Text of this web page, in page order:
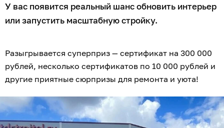
У вас появится реальный шанс обновить интерьер
или запустить масштабную стройку.
Разыгрывается суперприз — сертификат на 300 000
рублей, несколько сертификатов по 10 000 рублей и
другие приятные сюрпризы для ремонта и уюта!